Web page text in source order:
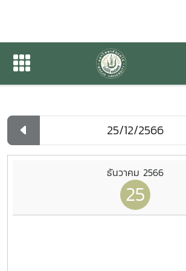
ปฏิทินกิจกรรมของหน่ว
ปฏิทินกิจกรรมของหน่วยงาน
ธันวาคม 2566
25